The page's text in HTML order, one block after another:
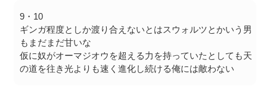
9・10
ギンガ程度としか渡り合えないとはスウォルツとかいう男
もまだまだ甘いな
仮に奴がオーマジオウを超える力を持っていたとしても天
の道を往き光よりも速く進化し続ける俺には敵わない